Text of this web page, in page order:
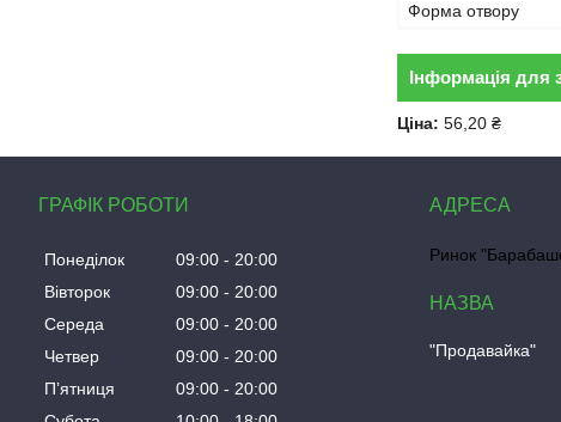
Форма отвору
Інформація для
Ціна: 56,20 ₴
ГРАФІК РОБОТИ
Понеділок 09:00
20:00
Вівторок
09:00
20:00
Середа
09:00
20:00
Четвер
09:00
20:00
Пʼятниця
09:00
20:00
Ринок
"Продавайка"